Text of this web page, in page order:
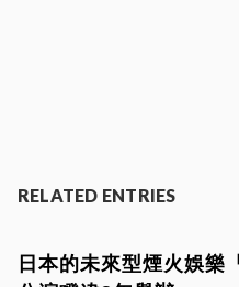
RELATED ENTRIES
日本的未來型煙火娛樂